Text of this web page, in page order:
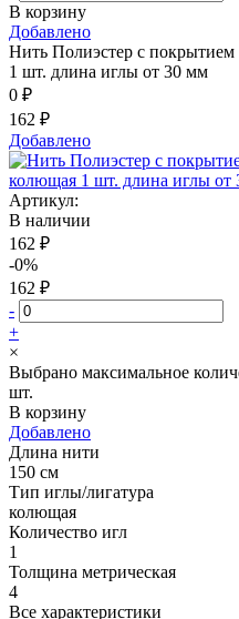
В корзину
Добавлено
Нить Полиэстер с
1 шт. длина иглы от 30 мм
0 ₽
162 ₽
Добавлено
Артикул:
В наличии
162 ₽
-0%
162 ₽
-
+
×
Выбрано максимальное
шт.
В корзину
Добавлено
Длина нити
150 см
Тип иглы/лигатура
колющая
Количество игл
1
Толщина метрическая
4
Все характеристики